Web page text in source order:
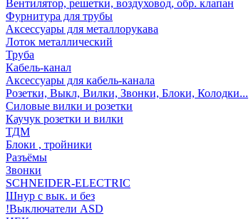
Вентилятор, решетки, воздуховод, обр. клапан
Фурнитура для трубы
Аксессуары для металлорукава
Лоток металлический
Труба
Кабель-канал
Аксессуары для кабель-канала
Розетки, Выкл, Вилки, Звонки, Блоки, Колодки...
Силовые вилки и розетки
Каучук розетки и вилки
ТДМ
Блоки , тройники
Разъёмы
Звонки
SCHNEIDER-ELECTRIC
Шнур с вык. и без
!Выключатели ASD